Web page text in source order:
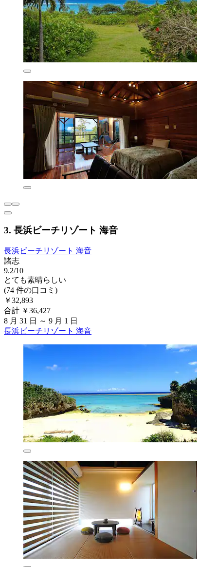
3. 長浜ビーチリゾート 海音
長浜ビーチリゾート 海音
諸志
9.2/10
とても素晴らしい
(74 件の口コミ)
￥32,893
合計 ￥36,427
8 月 31 日 ～ 9 月 1 日
長浜ビーチリゾート 海音